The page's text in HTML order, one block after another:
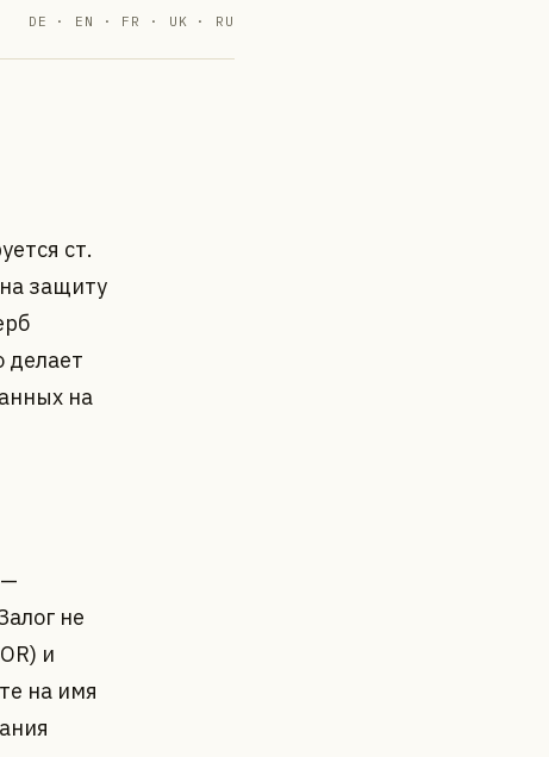
DE · EN · FR · UK · RU
ст.
защиту
делает
на
не
и
на имя